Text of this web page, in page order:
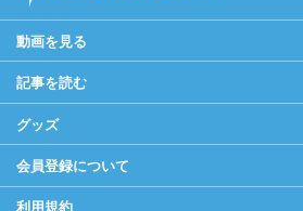
動画を見る
記事を読む
グッズ
会員登録について